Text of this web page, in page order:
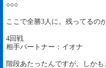
○○○
ここで全勝3人に。残ってるの
4回戦
相手パートナー：イオナ
階段あたったんですが。しか